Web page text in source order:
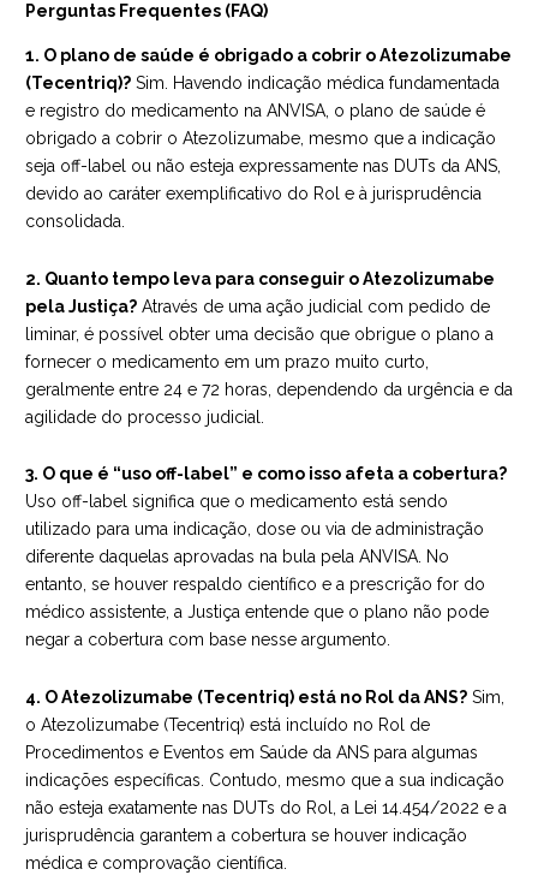
Perguntas Frequentes (FAQ)
1. O plano de saúde é obrigado a cobrir o Atezolizumabe
(Tecentriq)? Sim. Havendo indicação médica fundamentada
e registro do medicamento na ANVISA, o plano de saúde é
obrigado a cobrir o Atezolizumabe, mesmo que a indicação
seja off-label ou não esteja expressamente nas DUTs da ANS,
devido ao caráter exemplificativo do Rol e à jurisprudência
consolidada.
2. Quanto tempo leva para conseguir o Atezolizumabe
pela Justiça? Através de uma ação judicial com pedido de
liminar, é possível obter uma decisão que obrigue o plano a
fornecer o medicamento em um prazo muito curto,
geralmente entre 24 e 72 horas, dependendo da urgência e da
agilidade do processo judicial.
3. O que é “uso off-label” e como isso afeta a cobertura?
Uso off-label significa que o medicamento está sendo
utilizado para uma indicação, dose ou via de administração
diferente daquelas aprovadas na bula pela ANVISA. No
entanto, se houver respaldo científico e a prescrição for do
médico assistente, a Justiça entende que o plano não pode
negar a cobertura com base nesse argumento.
4. O Atezolizumabe (Tecentriq) está no Rol da ANS? Sim,
o Atezolizumabe (Tecentriq) está incluído no Rol de
Procedimentos e Eventos em Saúde da ANS para algumas
indicações específicas. Contudo, mesmo que a sua indicação
não esteja exatamente nas DUTs do Rol, a Lei 14.454/2022 e a
jurisprudência garantem a cobertura se houver indicação
médica e comprovação científica.